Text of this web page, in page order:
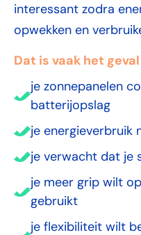
interessant zodra
opwekken en
Dat is vaak het
je zonnepanelen
batterijopslag
je energieverbruik
je verwacht dat je
je meer grip wilt
gebruikt
je flexibiliteit wilt